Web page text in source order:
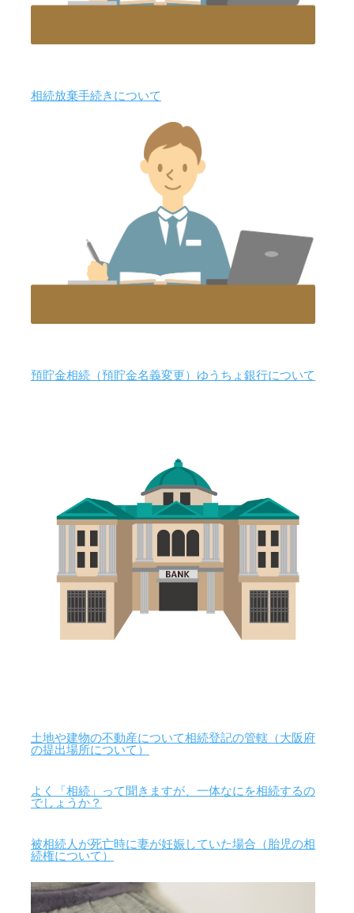
相続放棄手続きについて
預貯金相続（預貯金名義変更）ゆうちょ銀行について
土地や建物の不動産について相続登記の管轄（大阪府
の提出場所について）
よく「相続」って聞きますが、一体なにを相続するの
でしょうか？
被相続人が死亡時に妻が妊娠していた場合（胎児の相
続権について）